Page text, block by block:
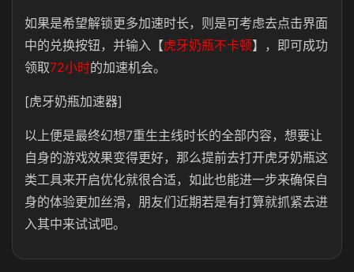
如果是希望解锁更多加速时长，则是可考虑去点击界面
中的兑换按钮，并输入【虎牙奶瓶不卡顿】，即可成功
领取72小时的加速机会。
[虎牙奶瓶加速器]
以上便是最终幻想7重生主线时长的全部内容，想要让
自身的游戏效果变得更好，那么提前去打开虎牙奶瓶这
类工具来开启优化就很合适，如此也能进一步来确保自
身的体验更加丝滑，朋友们近期若是有打算就抓紧去进
入其中来试试吧。